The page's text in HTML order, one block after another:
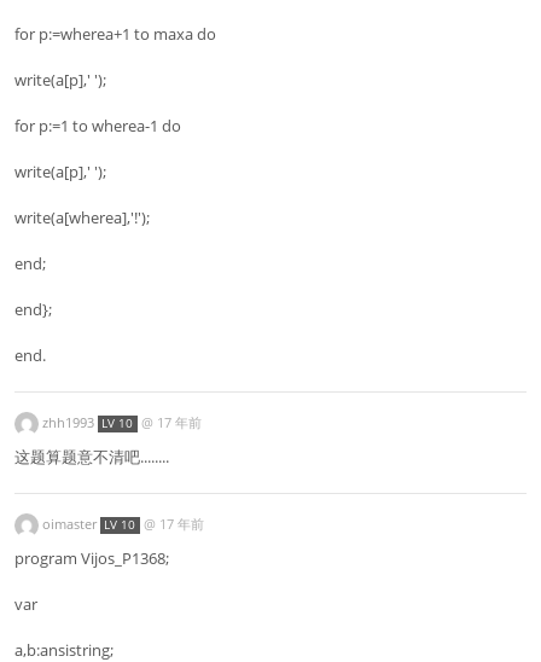
for p:=wherea+1 to maxa do
write(a[p],' ');
for p:=1 to wherea-1 do
write(a[p],' ');
write(a[wherea],'!');
end;
end};
end.
zhh1993 LV 10 @ 17 年前
这题算题意不清吧........
oimaster LV 10 @ 17 年前
program Vijos_P1368;
var
a,b:ansistring;